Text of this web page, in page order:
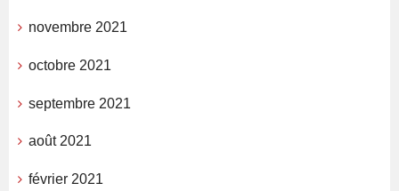
novembre 2021
octobre 2021
septembre 2021
août 2021
février 2021